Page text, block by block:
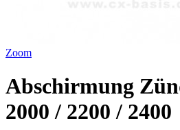
Zoom
Abschirmung
2000 / 2200 / 2400